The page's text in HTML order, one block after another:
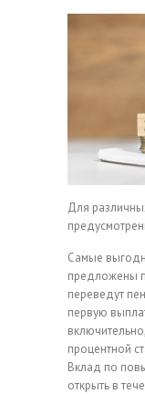
Для
Самые
предложены
переведут
первую
процентной
Вклад по
открыть в